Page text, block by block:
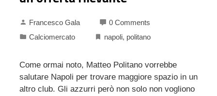
Francesco Gala
0 Comments
Calciomercato
napoli, politano
Come ormai noto, Matteo Politano vorrebbe
salutare Napoli per trovare maggiore spazio in un
altro club. Gli azzurri però non solo non vogliono